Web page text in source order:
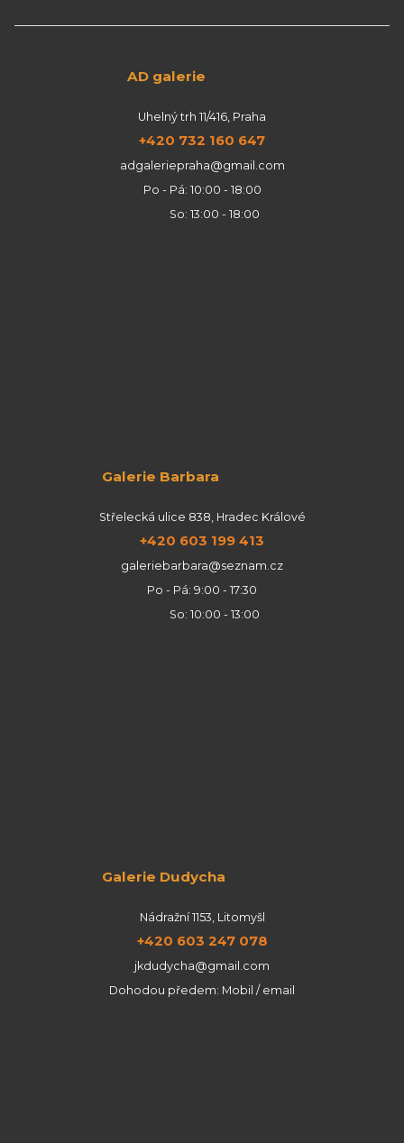
AD galerie
Uhelný trh 11/416, Praha
+420 732 160 647
adgaleriepraha@gmail.com
Po - Pá: 10:00 - 18:00
So: 13:00 - 18:00
Galerie Barbara
Střelecká ulice 838, Hradec Králové
+420 603 199 413
galeriebarbara@seznam.cz
Po - Pá: 9:00 - 17:30
So: 10:00 - 13:00
Galerie Dudycha
Nádražní 1153, Litomyšl
+420 603 247 078
jkdudycha@gmail.com
Dohodou předem: Mobil / email